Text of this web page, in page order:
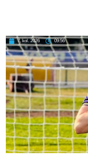
7. kol. 2026 09:56